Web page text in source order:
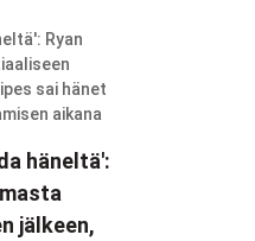
häneltä':
jälkeen,